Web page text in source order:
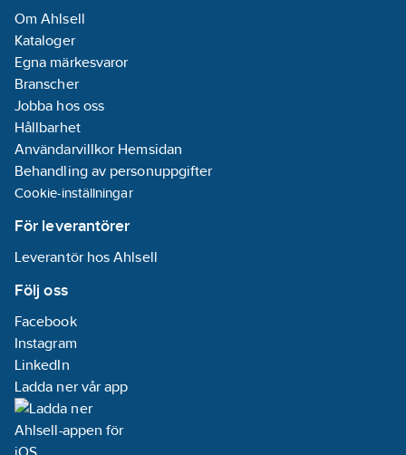
Om Ahlsell
Kataloger
Egna märkesvaror
Branscher
Jobba hos oss
Hållbarhet
Användarvillkor Hemsidan
Behandling av personuppgifter
Cookie-inställningar
För leverantörer
Leverantör hos Ahlsell
Följ oss
Facebook
Instagram
LinkedIn
Ladda ner vår app